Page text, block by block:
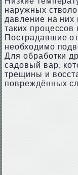
наружных
давление на них
таких
Пострадавшие
необходимо
Для обработки
садовый вар,
трещины и
повреждённых